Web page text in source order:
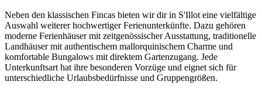
Neben den klassischen Fincas bieten wir dir in S'Illot eine vielfältige
Auswahl weiterer hochwertiger Ferienunterkünfte. Dazu gehören
moderne Ferienhäuser mit zeitgenössischer Ausstattung, traditionelle
Landhäuser mit authentischem mallorquinischem Charme und
komfortable Bungalows mit direktem Gartenzugang. Jede
Unterkunftsart hat ihre besonderen Vorzüge und eignet sich für
unterschiedliche Urlaubsbedürfnisse und Gruppengrößen.